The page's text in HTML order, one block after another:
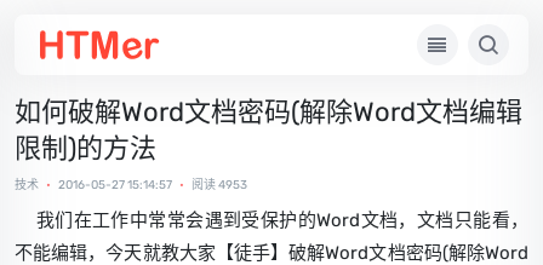
如何破解Word文档密码(解除Word文档编辑
限制)的方法
技术 • 2016-05-27 15:14:57 • 阅读 4953
我们在工作中常常会遇到受保护的Word文档，文档只能看，
不能编辑，今天就教大家【徒手】破解Word文档密码(解除Word